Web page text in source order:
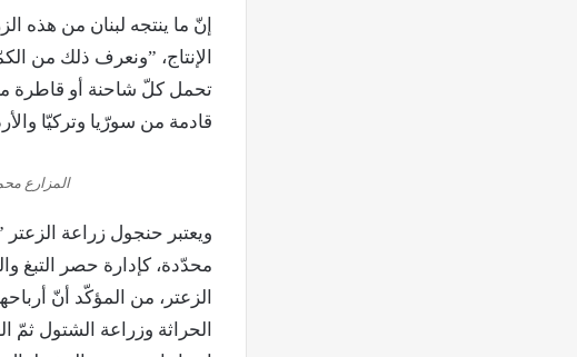
إنّ ما ينتجه لبنان من هذه
الإنتاج، ”ونعرف ذلك من
قادمة من سورّيا وتركيّا
المزارع
ويعتبر حنجول زراعة
محدّدة، كإدارة حصر التبغ
الزعتر، من المؤكّد أنّ
الحراثة وزراعة الشتول ثمّ